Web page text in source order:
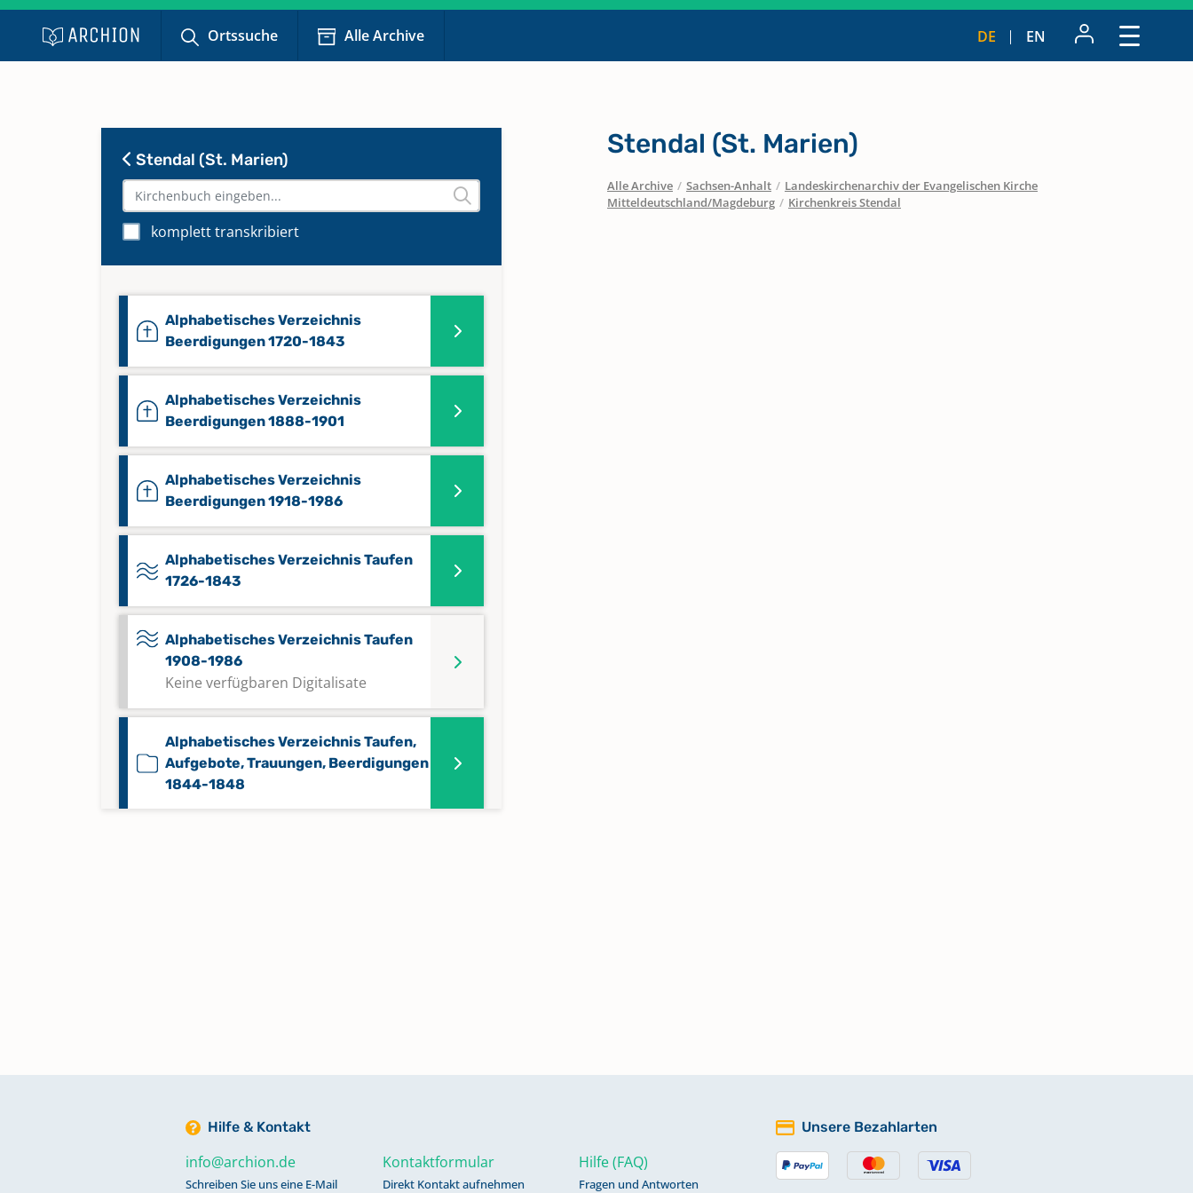
Ortssuche Alle Archive DE EN
Stendal (St. Marien)
komplett transkribiert
Alphabetisches Verzeichnis
Beerdigungen 1720-1843
Alphabetisches Verzeichnis
Beerdigungen 1888-1901
Alphabetisches Verzeichnis
Beerdigungen 1918-1986
Alphabetisches Verzeichnis Taufen
1726-1843
Alphabetisches Verzeichnis Taufen
1908-1986
Keine verfügbaren Digitalisate
Alphabetisches Verzeichnis Taufen,
Aufgebote, Trauungen, Beerdigungen
1844-1848
Kommunikanten 1853-1931
Stendal (St. Marien)
Alle Archive / Sachsen-Anhalt / Landeskirchenarchiv der Evangelischen Kirche
Mitteldeutschland/Magdeburg / Kirchenkreis Stendal
Hilfe & Kontakt
info@archion.de
Schreiben Sie uns eine E-Mail
Kontaktformular
Direkt Kontakt aufnehmen
Hilfe (FAQ)
Fragen und Antworten
Unsere Bezahlarten